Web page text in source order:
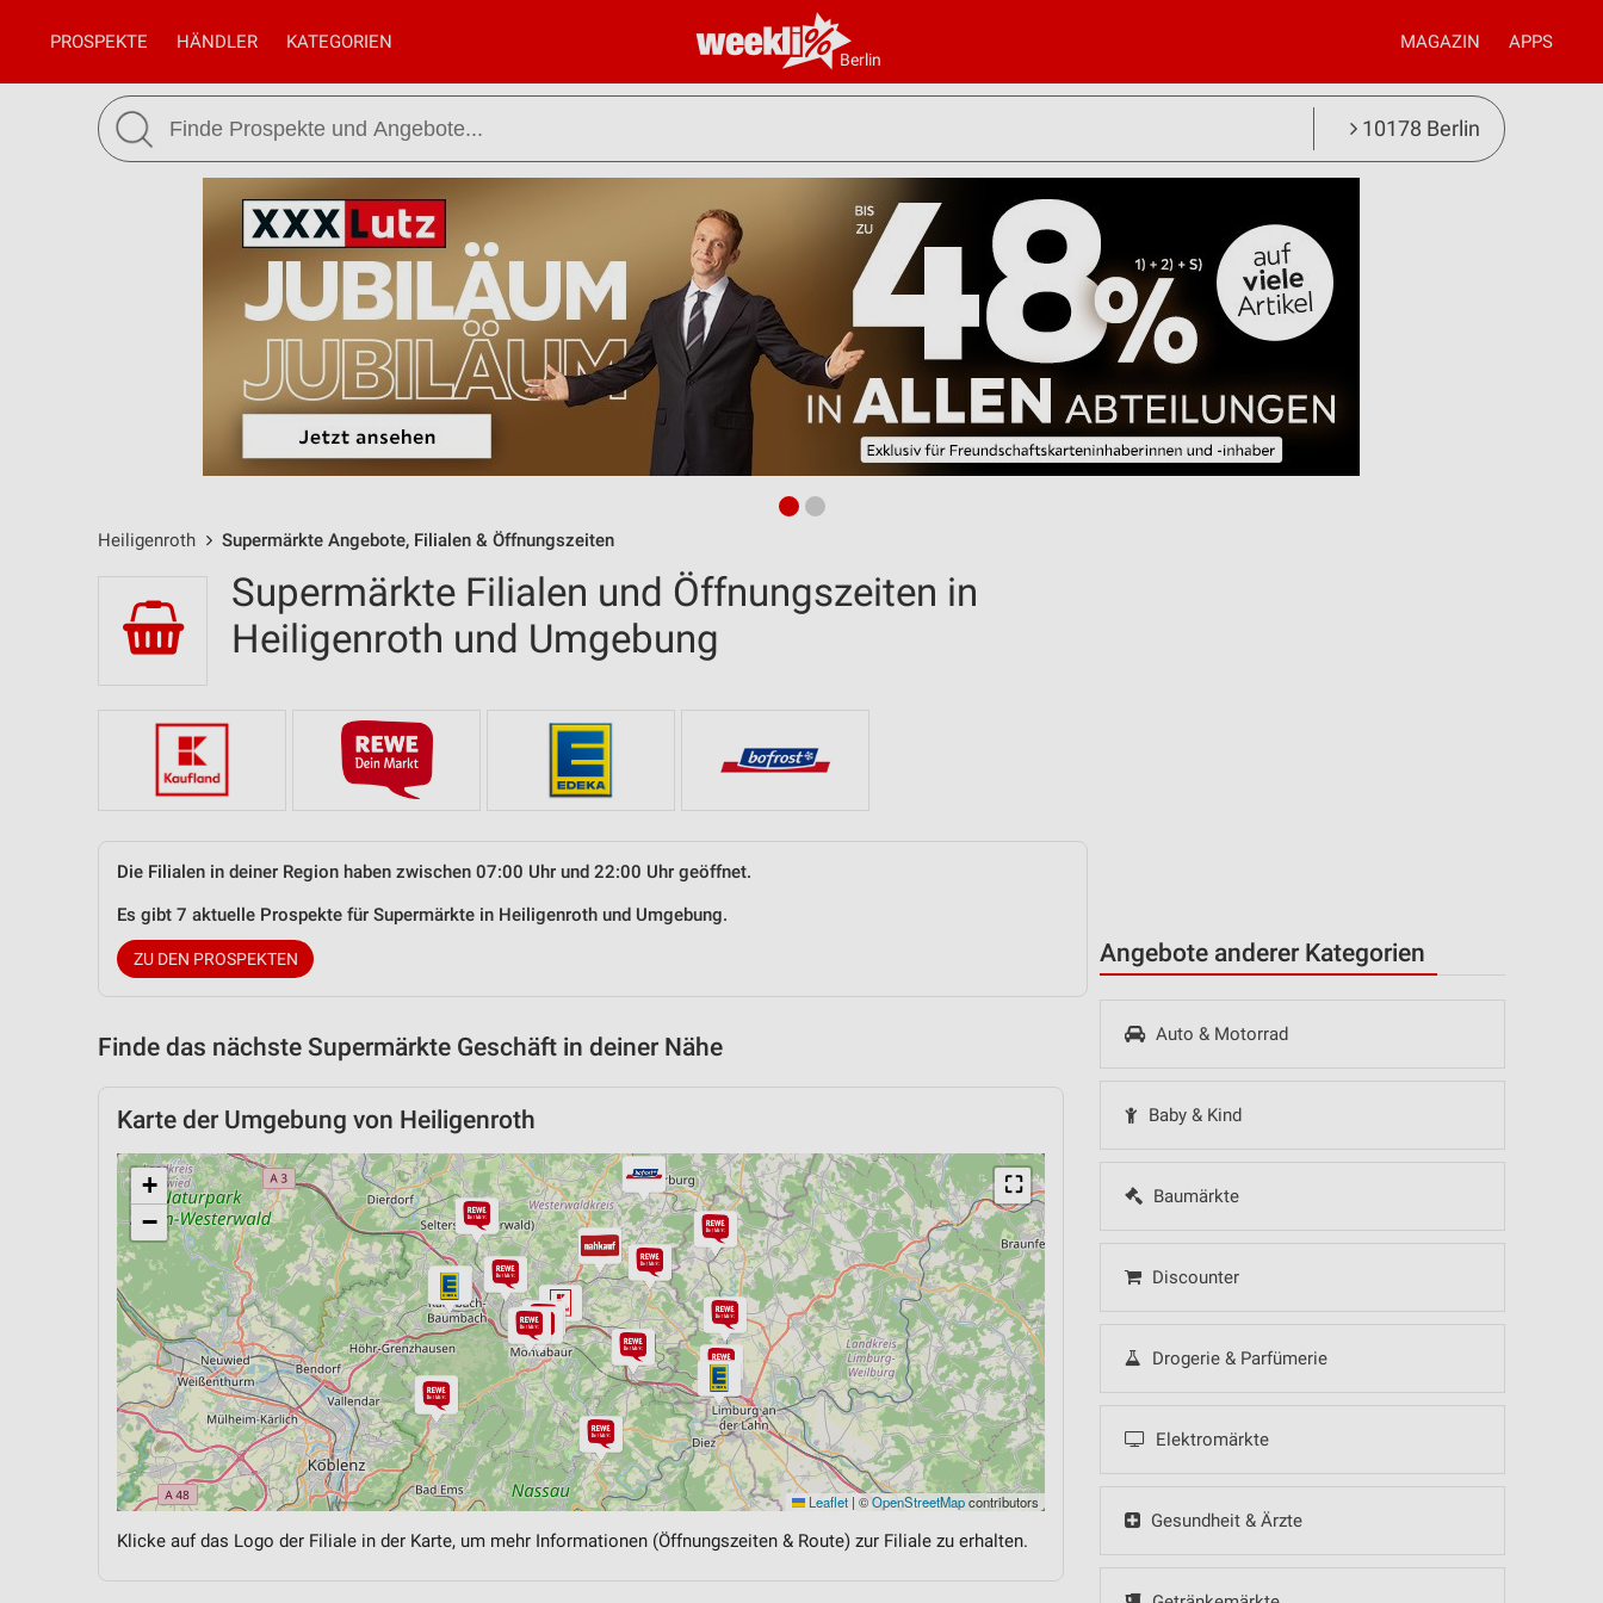
Berlin
PROSPEKTE HÄNDLER KATEGORIEN MAGAZIN APPS
10178 Berlin
Heiligenroth Supermärkte Angebote, Filialen & Öffnungszeiten
Angebote anderer Kategorien
Auto & Motorrad
Baby & Kind
Baumärkte
Discounter
Drogerie & Parfümerie
Elektromärkte
Gesundheit & Ärzte
Supermärkte Filialen und Öffnungszeiten in
Heiligenroth und Umgebung
Die Filialen in deiner Region haben zwischen 07:00 Uhr und 22:00 Uhr geöffnet.
Es gibt 7 aktuelle Prospekte für Supermärkte in Heiligenroth und Umgebung.
ZU DEN PROSPEKTEN
Finde das nächste Supermärkte Geschäft in deiner Nähe
Karte der Umgebung von Heiligenroth
⛶
+
−
Leaflet | ©OpenStreetMapcontributors
Klicke auf das Logo der Filiale in der Karte, um mehr Informationen (Öffnungszeiten & Route) zur Filiale zu erhalten.